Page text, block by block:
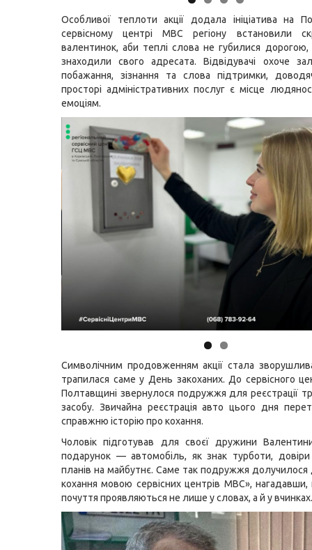
Особливої теплоти акції додала ініціатива на
сервісному центрі МВС регіону встановили
валентинок, аби теплі слова не губилися
знаходили свого адресата. Відвідувачі охоче
побажання, зізнання та слова підтримки,
просторі адміністративних послуг є місце
емоціям.
Символічним продовженням акції стала
трапилася саме у День закоханих. До сервісного
Полтавщині звернулося подружжя для реєстрації
засобу. Звичайна реєстрація авто цього дня
справжню історію про кохання.
Чоловік підготував для своєї дружини
подарунок — автомобіль, як знак турботи, довіри
планів на майбутнє. Саме так подружжя долучилося
кохання мовою сервісних центрів МВС»,
почуття проявляються не лише у словах, а й у вчинках.